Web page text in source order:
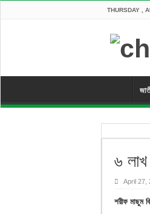
THURSDAY ,
৬ লাখ
April 27,
শরীফ মাছুম